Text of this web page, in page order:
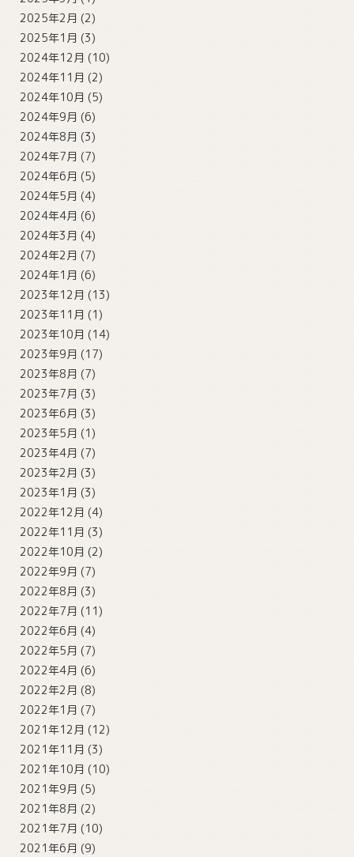
2025年2月 (2)
2025年1月 (3)
2024年12月 (10)
2024年11月 (2)
2024年10月 (5)
2024年9月 (6)
2024年8月 (3)
2024年7月 (7)
2024年6月 (5)
2024年5月 (4)
2024年4月 (6)
2024年3月 (4)
2024年2月 (7)
2024年1月 (6)
2023年12月 (13)
2023年11月 (1)
2023年10月 (14)
2023年9月 (17)
2023年8月 (7)
2023年7月 (3)
2023年6月 (3)
2023年5月 (1)
2023年4月 (7)
2023年2月 (3)
2023年1月 (3)
2022年12月 (4)
2022年11月 (3)
2022年10月 (2)
2022年9月 (7)
2022年8月 (3)
2022年7月 (11)
2022年6月 (4)
2022年5月 (7)
2022年4月 (6)
2022年2月 (8)
2022年1月 (7)
2021年12月 (12)
2021年11月 (3)
2021年10月 (10)
2021年9月 (5)
2021年8月 (2)
2021年7月 (10)
2021年6月 (9)